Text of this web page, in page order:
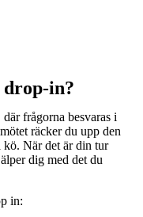
in?
frågorna besvaras i
räcker du upp den
När det är din tur
dig med det du
in: